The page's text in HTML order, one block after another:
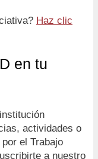
Haz clic
en tu
actividades o
el Trabajo
a nuestro